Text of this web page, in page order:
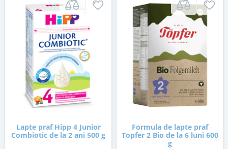
Lapte praf Hipp 4 Junior
Combiotic de la 2 ani 500 g
Formula de lapte praf
Topfer 2 Bio de la 6 luni 600
g